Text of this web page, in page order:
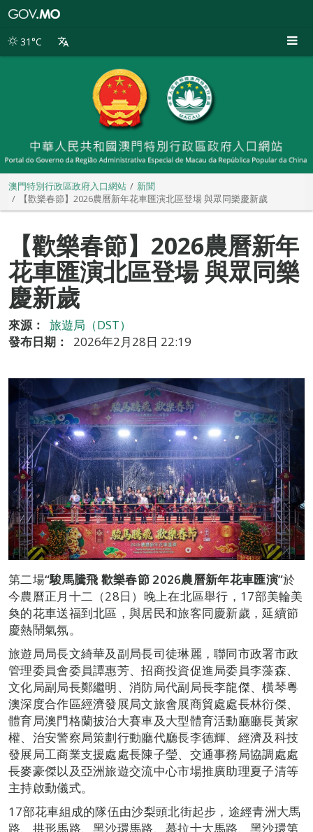
別
31°C
澳門特別行政區政府入口網站
新聞
【歡樂春節】2026農曆新年花車匯演北區登場 與眾同樂慶新歲
【歡樂春節】2026農曆新年
花車匯演北區登場 與眾同樂
慶新歲
來源：
旅遊局（DST）
發布日期：
2026年2月28日 22:19
第二場“駿馬騰飛 歡樂春節 2026農曆新年花車匯演”於
今農曆正月十二（28日）晚上在北區舉行，17部美輪美
奐的花車送福到北區，與居民和旅客同慶新歲，延續節
慶熱鬧氣氛。
旅遊局局長文綺華及副局長司徒琳麗，聯同市政署市政
管理委員會委員譚惠芳、招商投資促進局委員李藻森、
文化局副局長鄭繼明、消防局代副局長李龍傑、橫琴粵
澳深度合作區經濟發展局文旅會展商貿處處長林衍傑、
體育局澳門格蘭披治大賽車及大型體育活動廳廳長黃家
權、治安警察局策劃行動廳代廳長李德輝、經濟及科技
發展局工商業支援處處長陳子瑩、交通事務局協調處處
長麥豪傑以及亞洲旅遊交流中心市場推廣助理夏子清等
主持啟動儀式。
17部花車組成的隊伍由沙梨頭北街起步，途經青洲大馬
路、拱形馬路、黑沙環馬路、慕拉士大馬路、黑沙環第